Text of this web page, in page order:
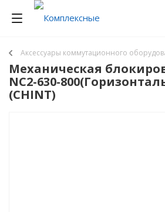
Аксессуары коммутационного
Механическая
NC2-630-
(CHINT)